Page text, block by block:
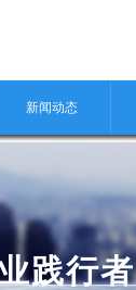
新闻动态
践行者